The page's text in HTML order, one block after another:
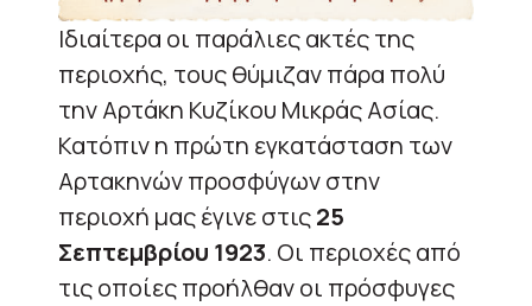
Ιδιαίτερα οι παράλιες ακτές της
περιοχής, τους θύμιζαν πάρα πολύ
την Αρτάκη Κυζίκου Μικράς Ασίας.
Κατόπιν η πρώτη εγκατάσταση των
Αρτακηνών προσφύγων στην
περιοχή μας έγινε στις25
Σεπτεμβρίου 1923. Οι περιοχές από
τις οποίες προήλθαν οι πρόσφυγες